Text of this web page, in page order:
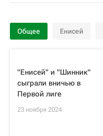
Общее Енисей
"Енисей" и "Шинник"
сыграли вничью в
Первой лиге
23 ноября 2024